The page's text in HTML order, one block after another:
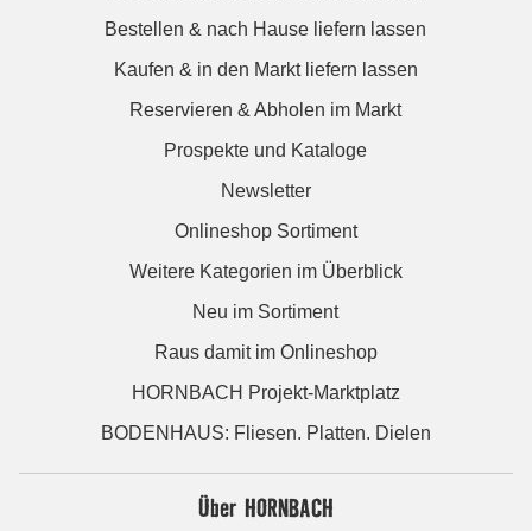
Bestellen & nach Hause liefern lassen
Kaufen & in den Markt liefern lassen
Reservieren & Abholen im Markt
Prospekte und Kataloge
Newsletter
Onlineshop Sortiment
Weitere Kategorien im Überblick
Neu im Sortiment
Raus damit im Onlineshop
HORNBACH Projekt-Marktplatz
BODENHAUS: Fliesen. Platten. Dielen
Über HORNBACH